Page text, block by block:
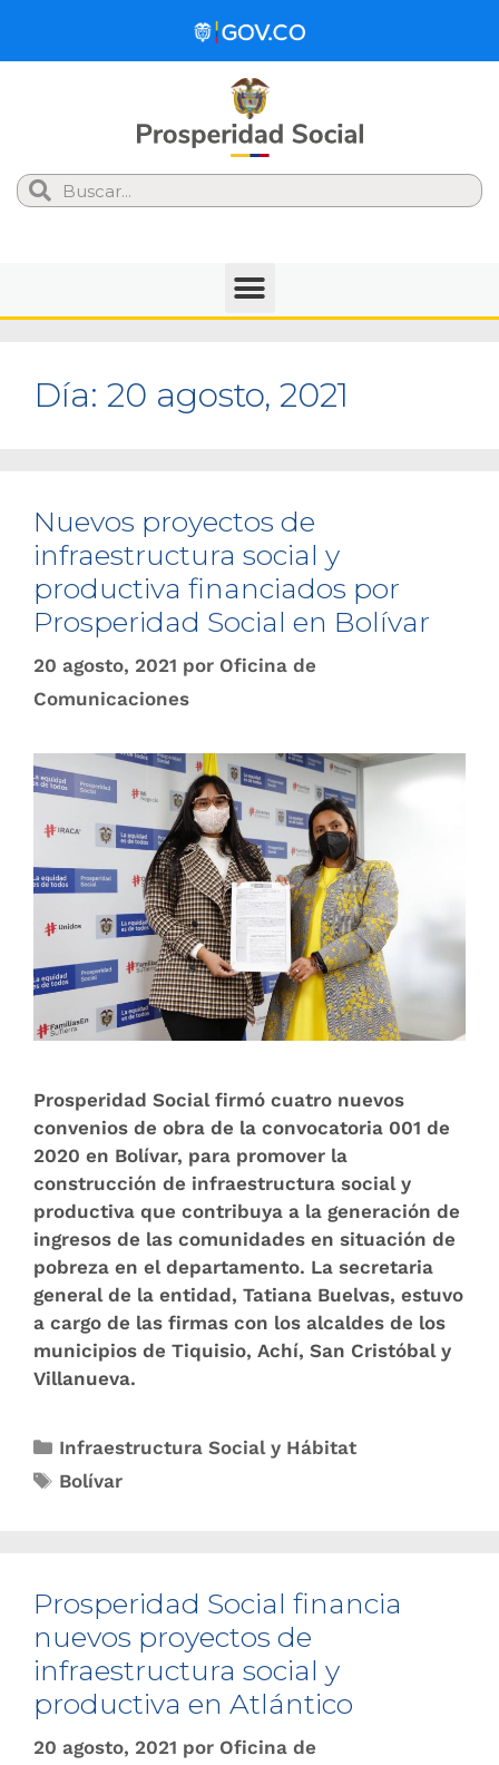
Search
Día: 20 agosto, 2021
Nuevos proyectos de
infraestructura social y
productiva financiados por
Prosperidad Social en Bolívar
20 agosto, 2021 por Oficina de
Comunicaciones
Prosperidad Social firmó cuatro nuevos
convenios de obra de la convocatoria 001 de
2020 en Bolívar, para promover la
construcción de infraestructura social y
productiva que contribuya a la generación de
ingresos de las comunidades en situación de
pobreza en el departamento. La secretaria
general de la entidad, Tatiana Buelvas, estuvo
a cargo de las firmas con los alcaldes de los
municipios de Tiquisio, Achí, San Cristóbal y
Villanueva.
Infraestructura Social y Hábitat
Bolívar
Prosperidad Social financia
nuevos proyectos de
infraestructura social y
productiva en Atlántico
20 agosto, 2021 por Oficina de